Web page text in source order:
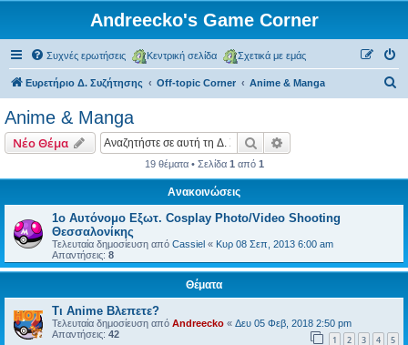
Andreecko's Game Corner
Συχνές ερωτήσεις Κεντρική σελίδα Σχετικά με εμάς
Ευρετήριο Δ. Συζήτησης Off-topic Corner Anime & Manga
Anime & Manga
Νέο Θέμα Αναζήτηση
19 θέματα • Σελίδα 1 από 1
Ανακοινώσεις
1ο Αυτόνομο Εξωτ. Cosplay Photo/Video Shooting
Θεσσαλονίκης
Τελευταία δημοσίευση από Cassiel « Κυρ 08 Σεπ, 2013 6:00 am
Απαντήσεις: 8
Θέματα
Τι Anime Βλεπετε?
Τελευταία δημοσίευση από Andreecko « Δευ 05 Φεβ, 2018 2:50 pm
Απαντήσεις: 42 1 2 3 4 5